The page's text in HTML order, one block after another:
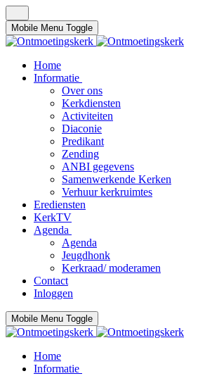
Mobile Menu Toggle
Home
Informatie
Over ons
Kerkdiensten
Activiteiten
Diaconie
Predikant
Zending
ANBI gegevens
Samenwerkende Kerken
Verhuur kerkruimtes
Erediensten
KerkTV
Agenda
Agenda
Jeugdhonk
Kerkraad/ moderamen
Contact
Inloggen
Mobile Menu Toggle
Home
Informatie